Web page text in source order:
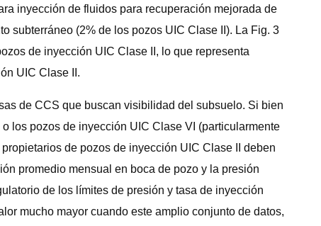
inyección de fluidos para recuperación mejorada de
subterráneo (2% de los pozos UIC Clase II). La Fig. 3
de inyección UIC Clase II, lo que representa
UIC Clase II.
de CCS que buscan visibilidad del subsuelo. Si bien
los pozos de inyección UIC Clase VI (particularmente
de pozos de inyección UIC Clase II deben
promedio mensual en boca de pozo y la presión
de los límites de presión y tasa de inyección
mucho mayor cuando este amplio conjunto de datos,